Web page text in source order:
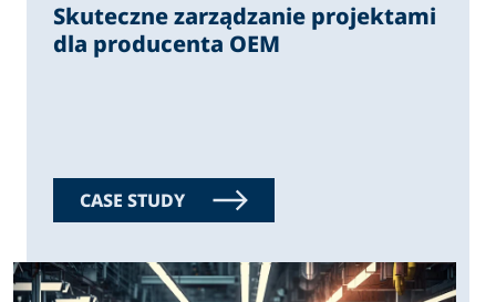
Skuteczne zarządzanie projektami
dla producenta OEM
CASE STUDY